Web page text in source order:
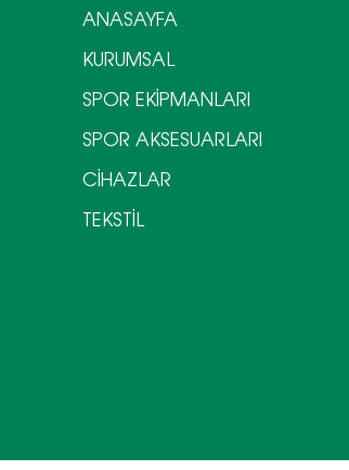
ANASAYFA
KURUMSAL
SPOR EKİPMANLARI
SPOR AKSESUARLARI
CİHAZLAR
TEKSTİL